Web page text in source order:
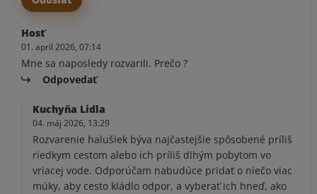
Hosť
01. apríl 2026, 07:14
Mne sa naposledy rozvarili. Prečo ?
Odpovedať
Kuchyňa Lidla
04. máj 2026, 13:29
Rozvarenie halušiek býva najčastejšie spôsobené príliš
riedkym cestom alebo ich príliš dlhým pobytom vo
vriacej vode. Odporúčam nabudúce pridať o niečo viac
múky, aby cesto kládlo odpor, a vyberať ich hneď, ako